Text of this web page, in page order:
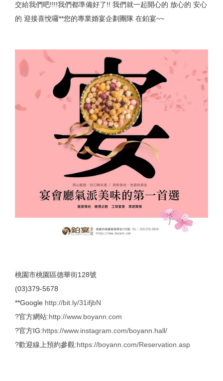
交給我們吧!!!!我們都準備好了!! 我們就一起開心的 放心的 安心
的 迎接喜悅囉**您的專業婚宴企劃團隊 在鉑宴~~
桃園市桃園區德華街128號
(03)379-5678
**Google http://bit.ly/31ifjbN
?官方網站:http://www.boyann.com
?官方IG:https://www.instagram.com/boyann.hall/
?歡迎線上預約參觀:https://boyann.com/Reservation.asp